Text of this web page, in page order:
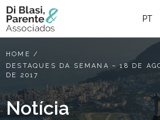
PT
HOME /
DESTAQUES DA SEMANA – 18 DE
DE 2017
Notícia